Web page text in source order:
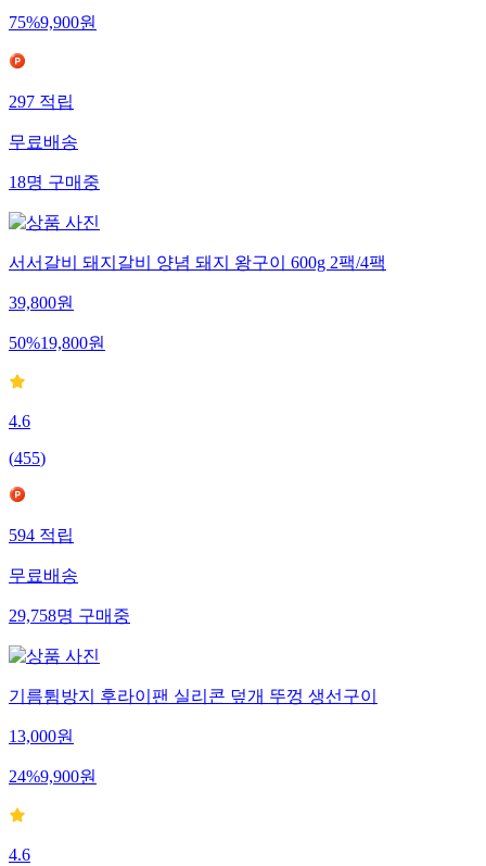
75%9,900원
297 적립
무료배송
18명 구매중
서서갈비 돼지갈비 양념 돼지 왕구이 600g 2팩/4팩
39,800원
50%19,800원
4.6
(455)
594 적립
무료배송
29,758명 구매중
기름튐방지 후라이팬 실리콘 덮개 뚜껑 생선구이
13,000원
24%9,900원
4.6